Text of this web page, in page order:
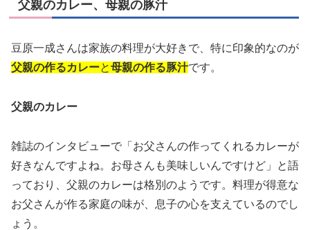
父親のカレー、母親の豚汁
豆原一成さんは家族の料理が大好きで、特に印象的なのが
父親の作るカレーと母親の作る豚汁です。
父親のカレー
雑誌のインタビューで「お父さんの作ってくれるカレーが
好きなんですよね。お母さんも美味しいんですけど」と語
っており、父親のカレーは格別のようです。料理が得意な
お父さんが作る家庭の味が、息子の心を支えているのでし
ょう。